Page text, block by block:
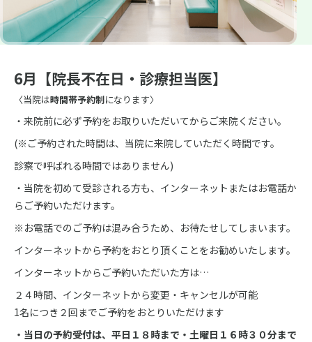
6月【院長不在日・診療担当医】
〈当院は時間帯予約制になります〉
・来院前に必ず予約をお取りいただいてからご来院ください。
(※ご予約された時間は、当院に来院していただく時間です。
診察で呼ばれる時間ではありません)
・当院を初めて受診される方も、インターネットまたはお電話か
らご予約いただけます。
※お電話でのご予約は混み合うため、お待たせしてしまいます。
インターネットから予約をおとり頂くことをお勧めいたします。
インターネットからご予約いただいた方は…
２４時間、インターネットから変更・キャンセルが可能
1名につき２回までご予約をおとりいただけます
・当日の予約受付は、平日１８時まで・土曜日１６時３０分まで